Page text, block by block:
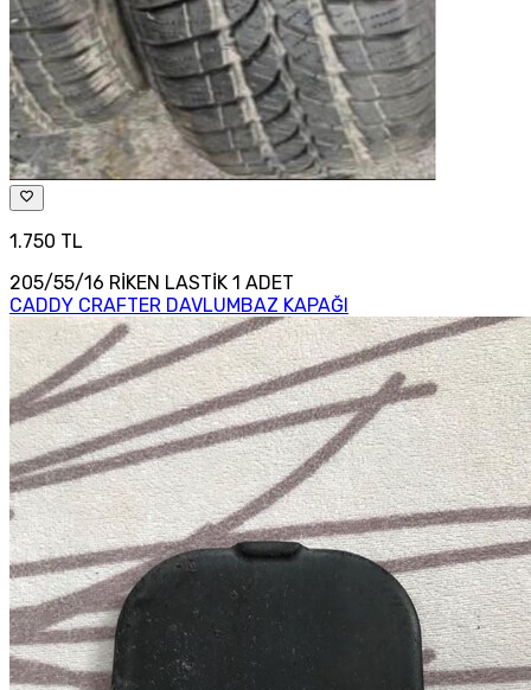
1.750 TL
205/55/16 RİKEN LASTİK 1 ADET
CADDY CRAFTER DAVLUMBAZ KAPAĞI